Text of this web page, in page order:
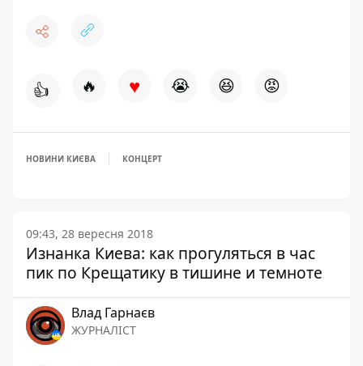
👍 🔥 ♥ 😭 😆 😡
НОВИНИ КИЄВА КОНЦЕРТ
09:43, 28 вересня 2018
Изнанка Киева: как прогуляться в час
пик по Крещатику в тишине и темноте
Влад Гарнаєв
ЖУРНАЛІСТ